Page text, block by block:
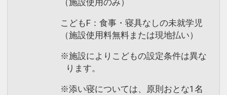
こどもF：食事・寝具なしの未就学児
（施設使用料無料または現地払い）
※施設によりこどもの設定条件は異な
ります。
※添い寝については、原則おとな1名